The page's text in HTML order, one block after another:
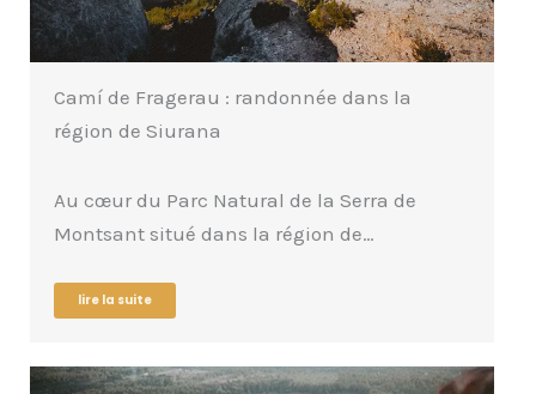
Camí de Fragerau : randonnée dans la
région de Siurana
Au cœur du Parc Natural de la Serra de
Montsant situé dans la région de…
lire la suite